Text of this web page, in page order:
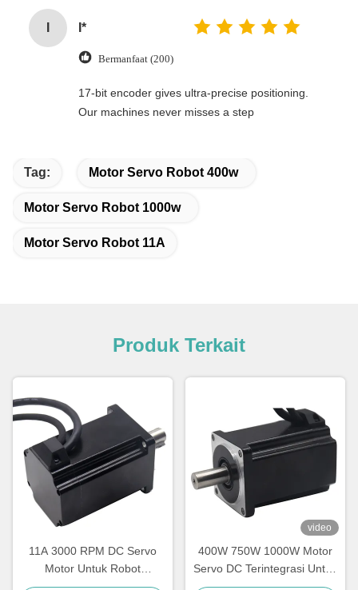
I*
Bermanfaat (200)
17-bit encoder gives ultra-precise positioning.
Our machines never misses a step
Tag: Motor Servo Robot 400w
Motor Servo Robot 1000w
Motor Servo Robot 11A
Produk Terkait
11A 3000 RPM DC Servo
Motor Untuk Robot
Incremental 2500 Lines
video
400W 750W 1000W Motor
Servo DC Terintegrasi Untuk
Industri Robot